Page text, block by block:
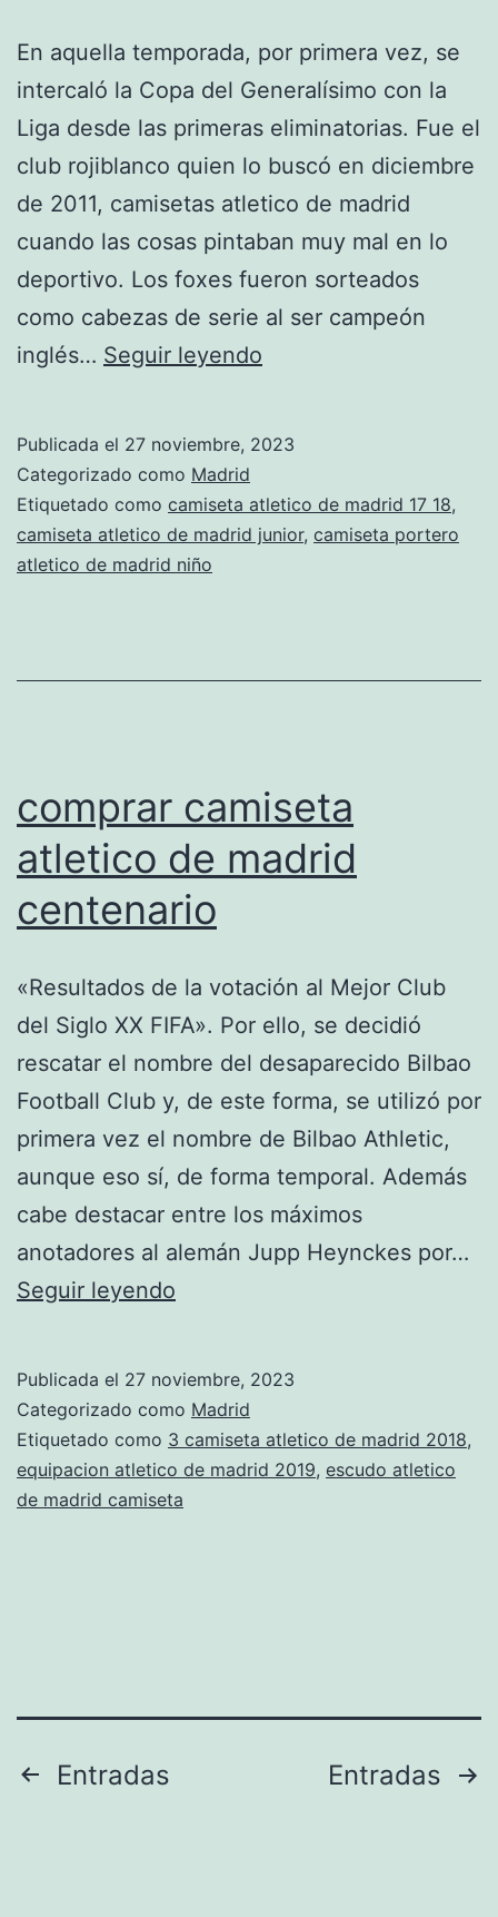
En aquella temporada, por primera vez, se
intercaló la Copa del Generalísimo con la
Liga desde las primeras eliminatorias. Fue el
club rojiblanco quien lo buscó en diciembre
de 2011, camisetas atletico de madrid
cuando las cosas pintaban muy mal en lo
deportivo. Los foxes fueron sorteados
como cabezas de serie al ser campeón
inglés… Seguir leyendo
entradas
Publicada el 27 noviembre, 2023
Categorizado como Madrid
Etiquetado como camiseta atletico de madrid 17 18,
camiseta atletico de madrid junior, camiseta portero
atletico de madrid niño
comprar camiseta
atletico de madrid
centenario
«Resultados de la votación al Mejor Club
del Siglo XX FIFA». Por ello, se decidió
rescatar el nombre del desaparecido Bilbao
Football Club y, de este forma, se utilizó por
primera vez el nombre de Bilbao Athletic,
aunque eso sí, de forma temporal. Además
cabe destacar entre los máximos
anotadores al alemán Jupp Heynckes por…
Seguir leyendo
de
madrid
centenario
Publicada el 27 noviembre, 2023
Categorizado como Madrid
Etiquetado como 3 camiseta atletico de madrid 2018,
equipacion atletico de madrid 2019, escudo atletico
de madrid camiseta
Navegación
Entradas Entradas